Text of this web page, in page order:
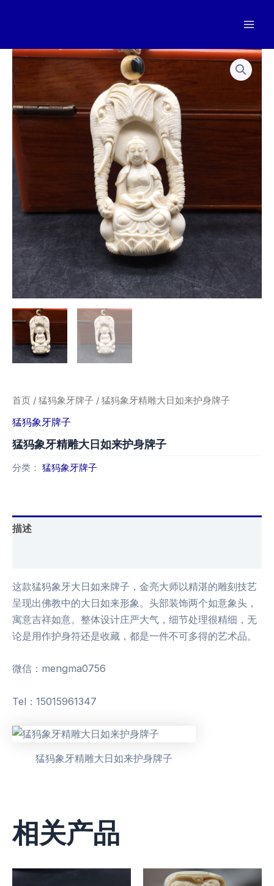
首页 / 猛犸象牙牌子 / 猛犸象牙精雕大日如来护身牌子
猛犸象牙牌子
猛犸象牙精雕大日如来护身牌子
分类： 猛犸象牙牌子
描述
这款猛犸象牙大日如来牌子，金亮大师以精湛的雕刻技艺
呈现出佛教中的大日如来形象。头部装饰两个如意象头，
寓意吉祥如意。整体设计庄严大气，细节处理很精细，无
论是用作护身符还是收藏，都是一件不可多得的艺术品。
微信：mengma0756
Tel：15015961347
猛犸象牙精雕大日如来护身牌子
相关产品